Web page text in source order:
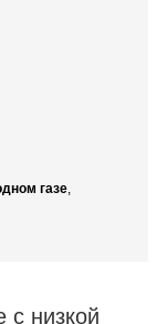
газе,
с низкой